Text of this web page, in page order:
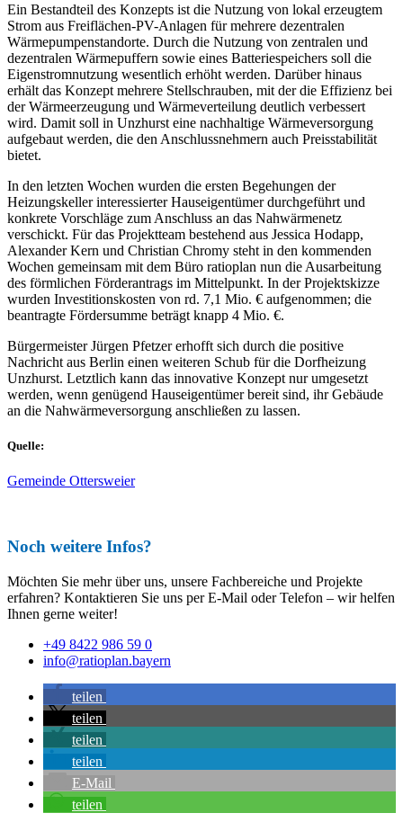
Ein Bestandteil des Konzepts ist die Nutzung von lokal erzeugtem
Strom aus Freiflächen-PV-Anlagen für mehrere dezentralen
Wärmepumpenstandorte. Durch die Nutzung von zentralen und
dezentralen Wärmepuffern sowie eines Batteriespeichers soll die
Eigenstromnutzung wesentlich erhöht werden. Darüber hinaus
erhält das Konzept mehrere Stellschrauben, mit der die Effizienz bei
der Wärmeerzeugung und Wärmeverteilung deutlich verbessert
wird. Damit soll in Unzhurst eine nachhaltige Wärmeversorgung
aufgebaut werden, die den Anschlussnehmern auch Preisstabilität
bietet.
In den letzten Wochen wurden die ersten Begehungen der
Heizungskeller interessierter Hauseigentümer durchgeführt und
konkrete Vorschläge zum Anschluss an das Nahwärmenetz
verschickt. Für das Projektteam bestehend aus Jessica Hodapp,
Alexander Kern und Christian Chromy steht in den kommenden
Wochen gemeinsam mit dem Büro ratioplan nun die Ausarbeitung
des förmlichen Förderantrags im Mittelpunkt. In der Projektskizze
wurden Investitionskosten von rd. 7,1 Mio. € aufgenommen; die
beantragte Fördersumme beträgt knapp 4 Mio. €.
Bürgermeister Jürgen Pfetzer erhofft sich durch die positive
Nachricht aus Berlin einen weiteren Schub für die Dorfheizung
Unzhurst. Letztlich kann das innovative Konzept nur umgesetzt
werden, wenn genügend Hauseigentümer bereit sind, ihr Gebäude
an die Nahwärmeversorgung anschließen zu lassen.
Quelle:
Gemeinde Ottersweier
Noch weitere Infos?
Möchten Sie mehr über uns, unsere Fachbereiche und Projekte
erfahren? Kontaktieren Sie uns per E-Mail oder Telefon – wir helfen
Ihnen gerne weiter!
+49 8422 986 59 0
info@ratioplan.bayern
teilen
teilen
teilen
teilen
E-Mail
teilen